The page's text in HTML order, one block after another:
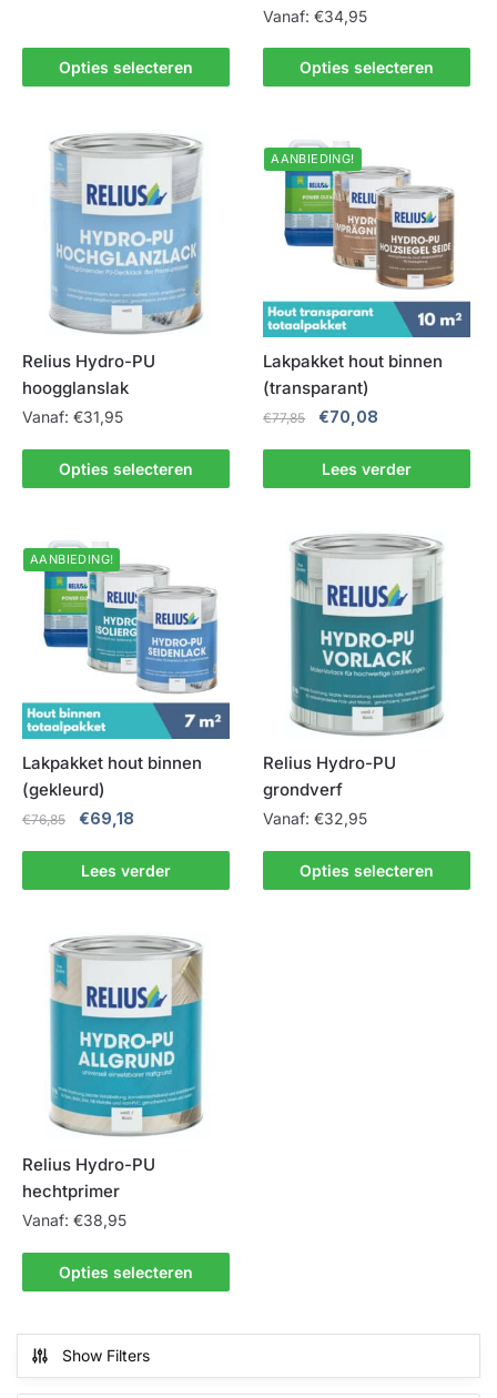
Opties selecteren
product
heeft
variaties.
Deze
optie
gekozen
worden
productpagina
Vanaf:€34,95
Opties selecteren
product
meerdere
variaties.
Deze
optie
kan
worden
op
de
productpagina
Relius Hydro-PU
hoogglanslak
Vanaf: €31,95
Opties selecteren
product
meerdere
variaties.
Deze
optie
kan
gekozen
worden
op
de
productpagina
AANBIEDING!
Lakpakket hout binnen
(transparant)
€77,85
Oorspronkelijke
was:
€77,85.
€70,08
is:
€70,08.
Lees verder
AANBIEDING!
Lakpakket hout binnen
(gekleurd)
€76,85
Oorspronkelijke
was:
€76,85.
€69,18
is:
€69,18.
Lees verder
Relius Hydro-PU
grondverf
Vanaf:€32,95
Opties selecteren
Dit
product
Relius Hydro-PU
hechtprimer
Vanaf: €38,95
Opties selecteren
Dit
product
meerdere
variaties.
Show Filters